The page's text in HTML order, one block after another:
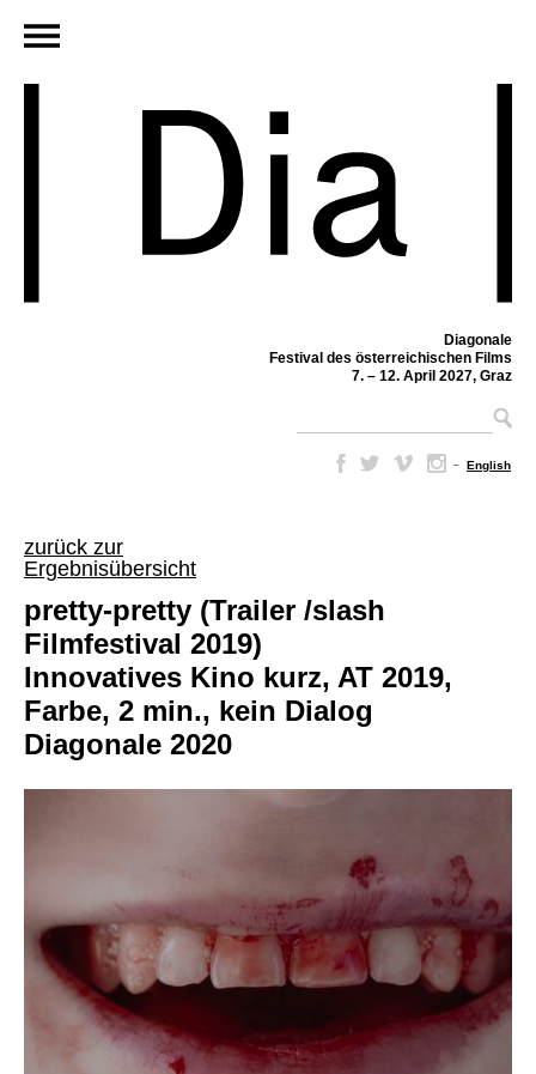
Diagonale
Festival des österreichischen Films
7. – 12. April 2027, Graz
– English
zurück zur
Ergebnisübersicht
pretty-pretty (Trailer /slash
Filmfestival 2019)
Innovatives Kino kurz, AT 2019,
Farbe, 2 min., kein Dialog
Diagonale 2020